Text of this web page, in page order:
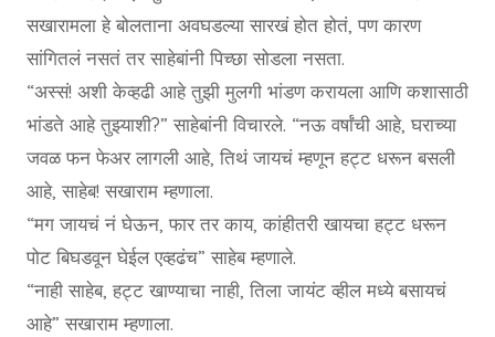
सखारामला हे बोलताना अवघडल्या सारखं होत होतं, पण कारण
सांगितलं नसतं तर साहेबांनी पिच्छा सोडला नसता.
“अस्सं! अशी केव्हढी आहे तुझी मुलगी भांडण करायला आणि कशासाठी
भांडते आहे तुझ्याशी?” साहेबांनी विचारले. “नऊ वर्षांची आहे, घराच्या
जवळ फन फेअर लागली आहे, तिथं जायचं म्हणून हट्ट धरून बसली
आहे, साहेब! सखाराम म्हणाला.
“मग जायचं नं घेऊन, फार तर काय, कांहीतरी खायचा हट्ट धरून
पोट बिघडवून घेईल एव्हढंच” साहेब म्हणाले.
“नाही साहेब, हट्ट खाण्याचा नाही, तिला जायंट व्हील मध्ये बसायचं
आहे” सखाराम म्हणाला.